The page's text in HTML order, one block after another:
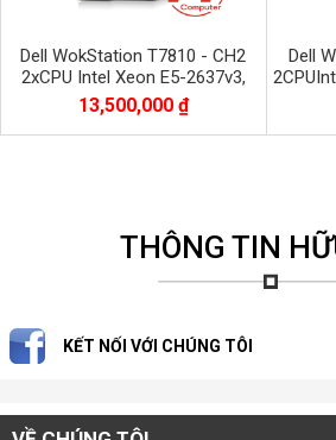
Dell WokStation T7810 - CH2
2xCPU Intel Xeon E5-2637v3,
RAM 32GB, SSD 512GB + HDD
1TB GTX 1060 OC
13,500,000 ₫
Dell
THÔNG TIN
KẾT NỐI VỚI CHÚNG TÔI